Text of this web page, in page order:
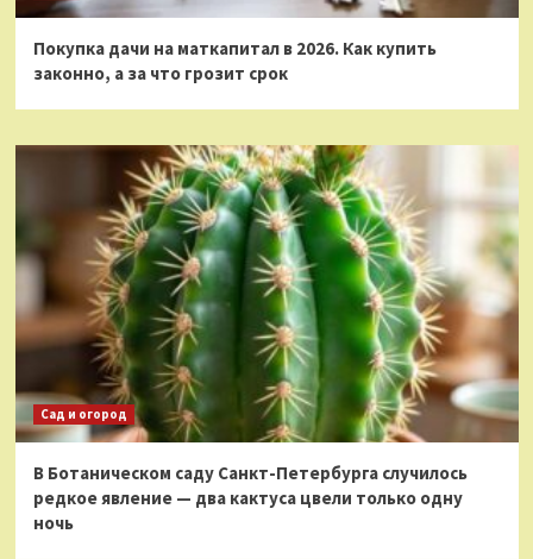
Покупка дачи на маткапитал в 2026. Как купить
законно, а за что грозит срок
Сад и огород
В Ботаническом саду Санкт-Петербурга случилось
редкое явление — два кактуса цвели только одну
ночь